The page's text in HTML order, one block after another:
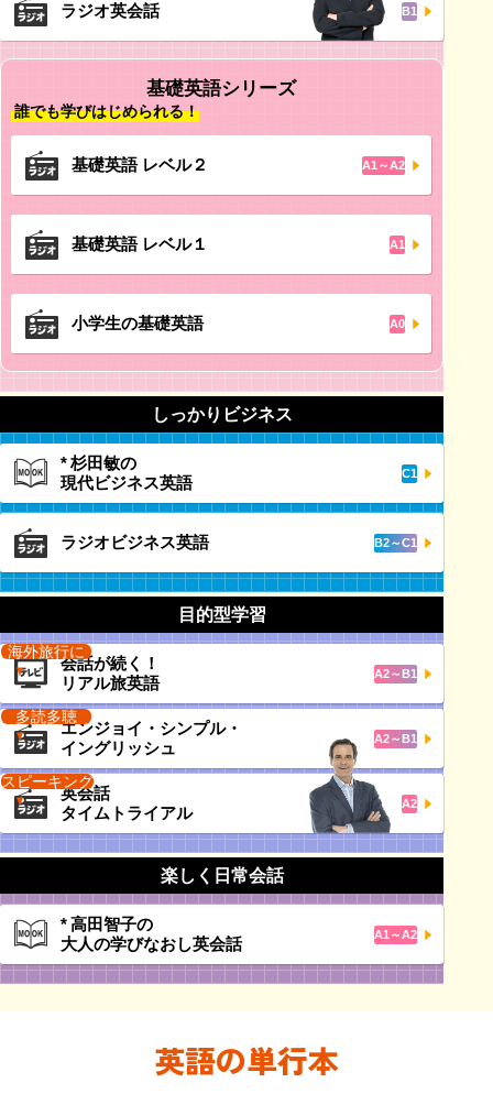
ラジオ英会話 B1
基礎英語シリーズ
誰でも学びはじめられる！
基礎英語 レベル２ A1～A2
基礎英語 レベル１ A1
小学生の基礎英語 A0
しっかりビジネス
*杉田敏の
現代ビジネス英語
C1
ラジオビジネス英語 B2～C1
目的型学習
海外旅行に
会話が続く！
リアル旅英語
A2～B1
多読多聴
エンジョイ・シンプル・
イングリッシュ
A2～B1
スピーキング
英会話
タイムトライアル
A2
楽しく日常会話
*高田智子の
大人の学びなおし英会話
A1～A2
英語の単行本